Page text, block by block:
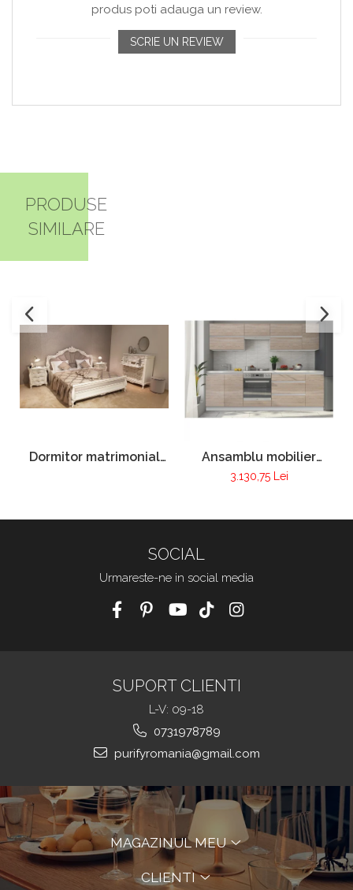
produs poti adauga un review.
SCRIE UN REVIEW
PRODUSE
SIMILARE
Dormitor matrimonial
Ansamblu mobilier
bucatarie LINE
3.130,75 Lei
SOCIAL
Urmareste-ne in social media
SUPORT CLIENTI
L-V: 09-18
0731978789
purifyromania@gmail.com
MAGAZINUL MEU
CLIENTI